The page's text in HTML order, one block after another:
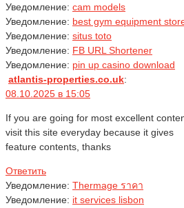
Уведомление: cam models
Уведомление: best gym equipment
Уведомление: situs toto
Уведомление: FB URL Shortener
Уведомление: pin up casino download
atlantis-properties.co.uk:
08.10.2025 в 15:05
If you are going for most excellent
visit this site everyday because it gives
feature contents, thanks
Ответить
Уведомление: Thermage ราคา
Уведомление: it services lisbon